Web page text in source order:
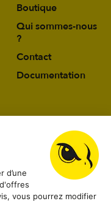
Boutique
Qui sommes-nous
?
Contact
Documentation
13:30–18:30